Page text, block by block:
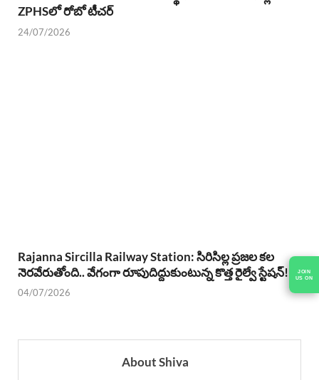
JOIN
US ON
ZPHSలో రోబో టీచర్
24/07/2026
Rajanna Sircilla Railway Station: సిరిసిల్ల ప్రజల కల
నెరవేరుతోంది.. వేగంగా రూపుదిద్దుకుంటున్న కొత్త రైల్వే స్టేషన్!
04/07/2026
About Shiva